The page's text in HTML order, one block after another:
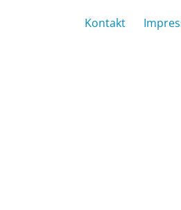
Kontakt